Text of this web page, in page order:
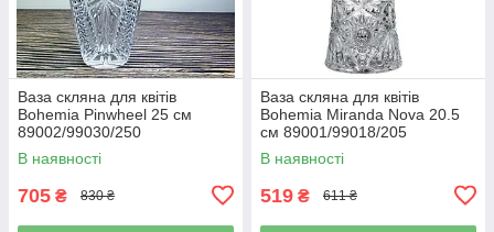
Ваза скляна для квітів
Bohemia Pinwheel 25 см
89002/99030/250
В наявності
705 ₴ 830 ₴
Ваза скляна для квітів
Bohemia Miranda Nova 20.5
см 89001/99018/205
В наявності
519 ₴ 611 ₴